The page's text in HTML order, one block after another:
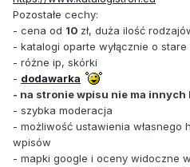
Pozostałe cechy:
- cena od 10 zł, duża ilość
- katalogi oparte wyłącznie o
- różne ip, skórki
- dodawarka
- na stronie wpisu nie ma innych
- szybka moderacja
- możliwość ustawienia własnego
wpisów
- mapki google i oceny widoczne w